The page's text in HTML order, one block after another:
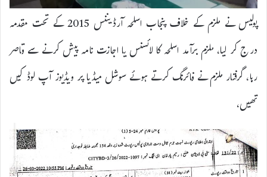
پولیس نے ملزم کے خلاف پنجاب اسلحہ آرڈیننس 2015 کے تحت مقدمہ
درج کر لیا، ملزم برآمد اسلحہ کا لائسنس یا اجازت نامہ پیش کرنے سے قاصر
رہا، گرفتار ملزم نے فائرنگ کرتے ہوئے سوشل میڈیا پر ویڈیوز آپ لوڈ کیں
تھیں،